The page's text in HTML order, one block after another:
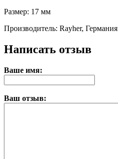
Размер: 17 мм
Производитель: Rayher, Германия
Написать отзыв
Ваше имя:
Ваш отзыв: